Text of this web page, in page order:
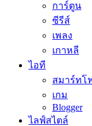
การ์ตูน
ซีรีส์
เพลง
เกาหลี
ไอที
สมาร์ทโ
เกม
Blogger
ไลฟ์สไตล์